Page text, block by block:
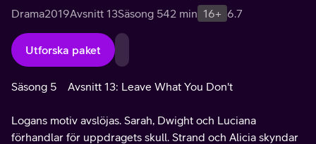
Drama2019Avsnitt 13Säsong 542 min 16+ 6.7
Utforska paket
Säsong 5 Avsnitt 13: Leave What You Don't
Logans motiv avslöjas. Sarah, Dwight och Luciana
förhandlar för uppdragets skull. Strand och Alicia skyndar